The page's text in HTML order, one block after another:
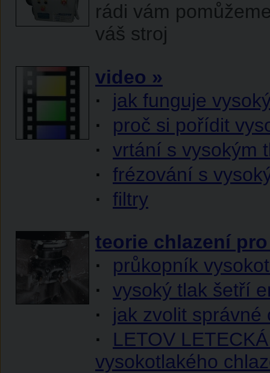
rádi vám
váš stroj
video »
· jak funguje
· proč si pořídit
· vrtání s vysokým
· frézování s
· filtry
teorie chlazení
· průkopník
· vysoký tlak šetří
· jak zvolit
· LETOV
vysokotlakého